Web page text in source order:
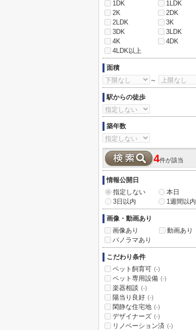
1DK
1LDK
2K
2DK
2LDK
3K
3DK
3LDK
4K
4DK
4LDK以上
面積
～
駅からの徒歩
築年数
4件が該当
情報公開日
指定しない
本日
3日以内
1週間以内
画像・動画あり
画像あり
動画あり
パノラマあり
こだわり条件
ペット飼育可 (-)
ペット専用設備 (-)
楽器相談 (-)
陽当り良好 (-)
閑静な住宅地 (-)
デザイナーズ (-)
リノベーション済 (-)